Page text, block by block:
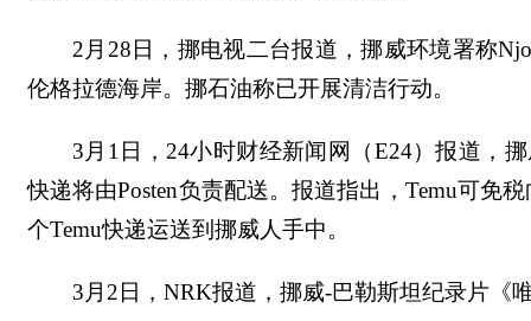
2月28日，挪电视二台报道，挪威环境署称
伦格拉德海岸。挪石油称已开展清洁行动。
3月1日，24小时财经新闻网（E24）报道，
快递将由Posten负责配送。报道指出，Temu可免
个Temu快递运送到挪威人手中。
3月2日，NRK报道，挪威-巴勒斯坦纪录片《